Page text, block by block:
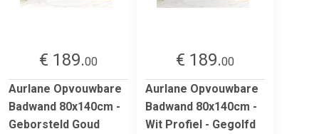
€ 189.00
Aurlane Opvouwbare
Badwand 80x140cm -
Geborsteld Goud
€ 189.00
Aurlane Opvouwbare
Badwand 80x140cm -
Wit Profiel - Gegolfd